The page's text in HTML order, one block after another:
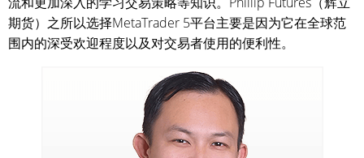
期货）之所以选择MetaTrader 5平台主要是因为它在全球范
围内的深受欢迎程度以及对交易者使用的便利性。